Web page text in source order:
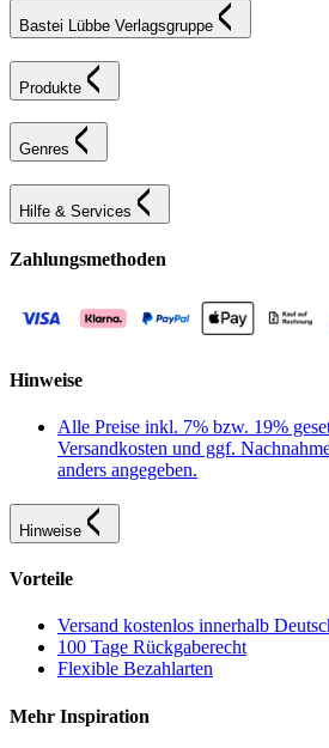
Bastei Lübbe Verlagsgruppe
Produkte
Genres
Hilfe & Services
Zahlungsmethoden
Hinweise
Alle Preise inkl. 7% bzw. 19%
Versandkosten und ggf.
anders angegeben.
Hinweise
Vorteile
Versand kostenlos innerhalb
100 Tage Rückgaberecht
Flexible Bezahlarten
Mehr Inspiration